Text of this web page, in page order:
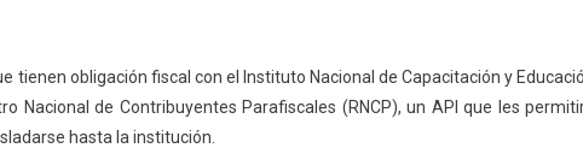
tienen obligación fiscal con el Instituto Nacional de Capacitación y
Nacional de Contribuyentes Parafiscales (RNCP), un API que les
hasta la institución.